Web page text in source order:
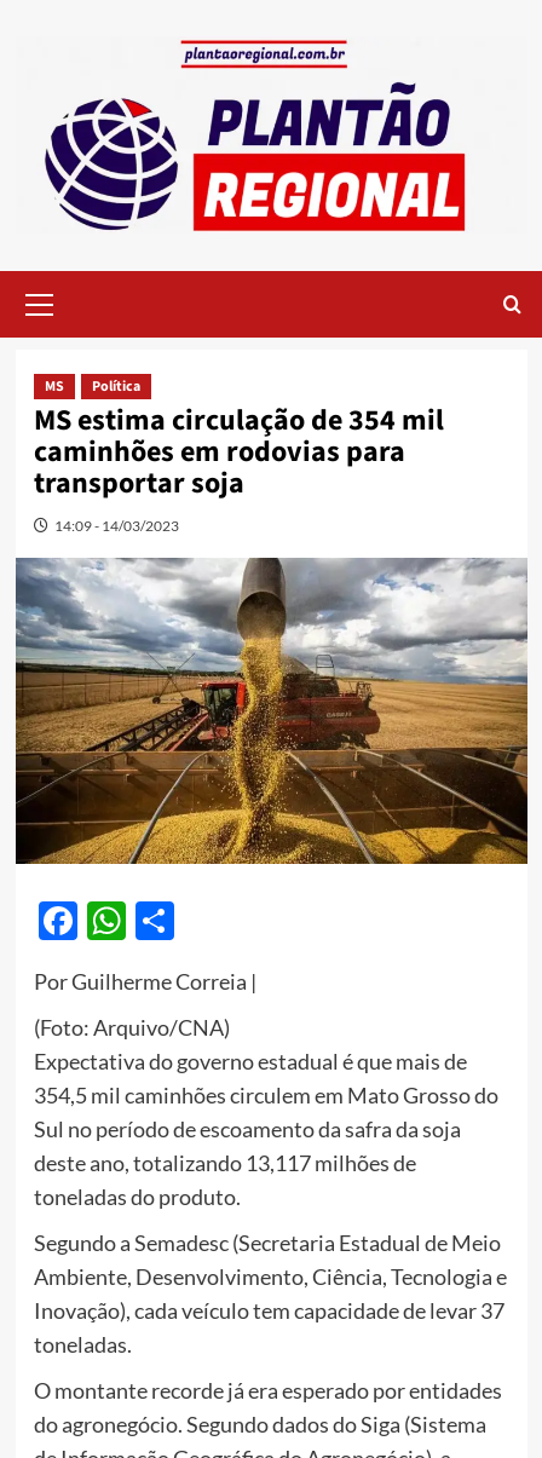
Menu
MS Política
MS estima circulação de 354 mil
caminhões em rodovias para
transportar soja
14:09 - 14/03/2023
Facebook
WhatsApp
Share
Por Guilherme Correia |
(Foto: Arquivo/CNA)
Expectativa do governo estadual é que mais de
354,5 mil caminhões circulem em Mato Grosso do
Sul no período de escoamento da safra da soja
deste ano, totalizando 13,117 milhões de
toneladas do produto.
Segundo a Semadesc (Secretaria Estadual de Meio
Ambiente, Desenvolvimento, Ciência, Tecnologia e
Inovação), cada veículo tem capacidade de levar 37
toneladas.
O montante recorde já era esperado por entidades
do agronegócio. Segundo dados do Siga (Sistema